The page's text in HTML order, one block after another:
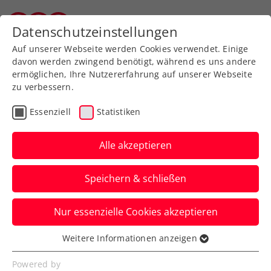
Zurück zur Newsübersicht
Turniere
Upper Austria Ladies
Linz: Vondrousová gibt
sich die Ehre
Damit schlägt auch eine Wimbledon-
Gewinnerin beim WTA-500-Turnier in
Oberösterreich auf.
Verfasst von: Presseaussendung / Redaktion, 12.01.2025
Datenschutzeinstellungen
Auf unserer Webseite werden Cookies verwendet. Einige
davon werden zwingend benötigt, während es uns andere
ermöglichen, Ihre Nutzererfahrung auf unserer Webseite
zu verbessern.
Essenziell Statistiken
Alle akzeptieren
Speichern & schließen
Nur essenzielle Cookies akzeptieren
Essenziell
Essenzielle Cookies werden für grundlegende
Weitere Informationen anzeigen
Powered by